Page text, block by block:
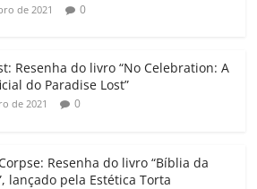
de 2021 0
Resenha do livro “No Celebration: A
do Paradise Lost”
de 2021 0
Resenha do livro “Bíblia da
lançado pela Estética Torta